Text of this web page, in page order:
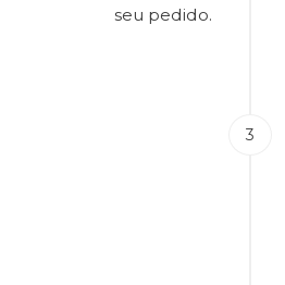
seu pedido.